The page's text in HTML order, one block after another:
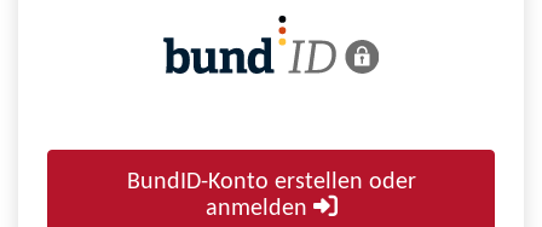
BundID-Konto erstellen oder
anmelden